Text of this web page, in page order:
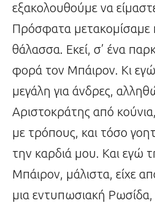
εξακολουθούμε να
Πρόσφατα μετακομίσαμε
θάλασσα. Εκεί, σ’ ένα
φορά τον Μπάιρον. Κι
μεγάλη για άνδρες,
Αριστοκράτης από
με τρόπους, και τόσο
την καρδιά μου. Και εγώ
Μπάιρον, μάλιστα, είχε
μια εντυπωσιακή Ρωσίδα,